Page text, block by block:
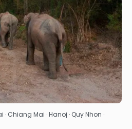
Pozrieť sa
Chiang Mai · Hanoj · Quy Nhon ·